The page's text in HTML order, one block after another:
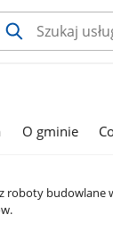
O gminie
budowlane